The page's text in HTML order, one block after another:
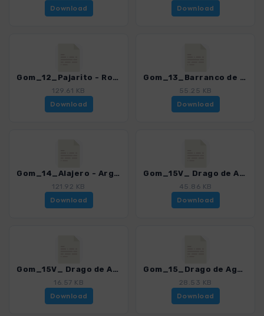
Download
Download
Gom_12_Pajarito - Roque de Agando_4007_15.gpx
129.61 KB
Download
Gom_13_Barranco de Guarimiar_4007_15.gpx
55.25 KB
Download
Gom_14_Alajero - Arguayoda_4007_15.gpx
121.92 KB
Download
Gom_15V_ Drago de Agalan - Calvario_4007_15.gpx
45.86 KB
Download
Gom_15V_ Drago de Agalan_4007_15.gpx
16.57 KB
Download
Gom_15_Drago de Agalan_4007_15.gpx
28.53 KB
Download